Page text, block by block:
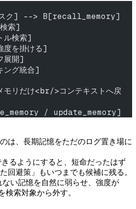
タスク] --> B[recall_memory]
索]
ル検索]
度を掛ける]
展開]
ング統合]
/ update_memory]
は、長期記憶をただのログ置き場に
るようにすると、短命だったはず
回避策」もいつまでも候補に残る。
ない記憶を自然に弱らせ、強度が
検索対象から外す。